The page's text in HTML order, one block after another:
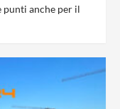
punti anche per il